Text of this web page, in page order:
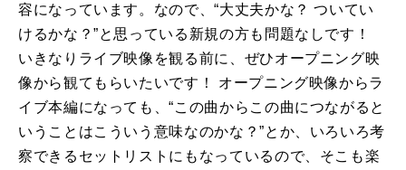
容になっています。なので、“大丈夫かな？ ついてい
けるかな？”と思っている新規の方も問題なしです！
いきなりライブ映像を観る前に、ぜひオープニング映
像から観てもらいたいです！ オープニング映像からラ
イブ本編になっても、“この曲からこの曲につながると
いうことはこういう意味なのかな？”とか、いろいろ考
察できるセットリストにもなっているので、そこも楽